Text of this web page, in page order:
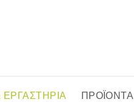
ΕΡΓΑΣΤΗΡΙΑ ΠΡΟΪΟΝΤΑ